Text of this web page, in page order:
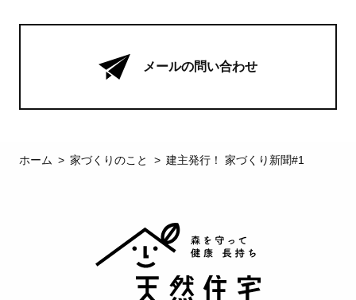
メールの問い合わせ
ホーム 家づくりのこと 建主発行！ 家づくり新聞#1